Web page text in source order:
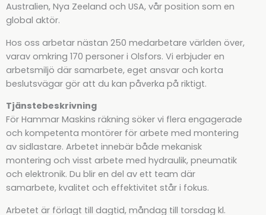
Australien, Nya Zeeland och USA, vår position som en
global aktör.
Hos oss arbetar nästan 250 medarbetare världen över,
varav omkring 170 personer i Olsfors. Vi erbjuder en
arbetsmiljö där samarbete, eget ansvar och korta
beslutsvägar gör att du kan påverka på riktigt.
Tjänstebeskrivning
För Hammar Maskins räkning söker vi flera engagerade
och kompetenta montörer för arbete med montering
av sidlastare. Arbetet innebär både mekanisk
montering och visst arbete med hydraulik, pneumatik
och elektronik. Du blir en del av ett team där
samarbete, kvalitet och effektivitet står i fokus.
Arbetet är förlagt till dagtid, måndag till torsdag kl.